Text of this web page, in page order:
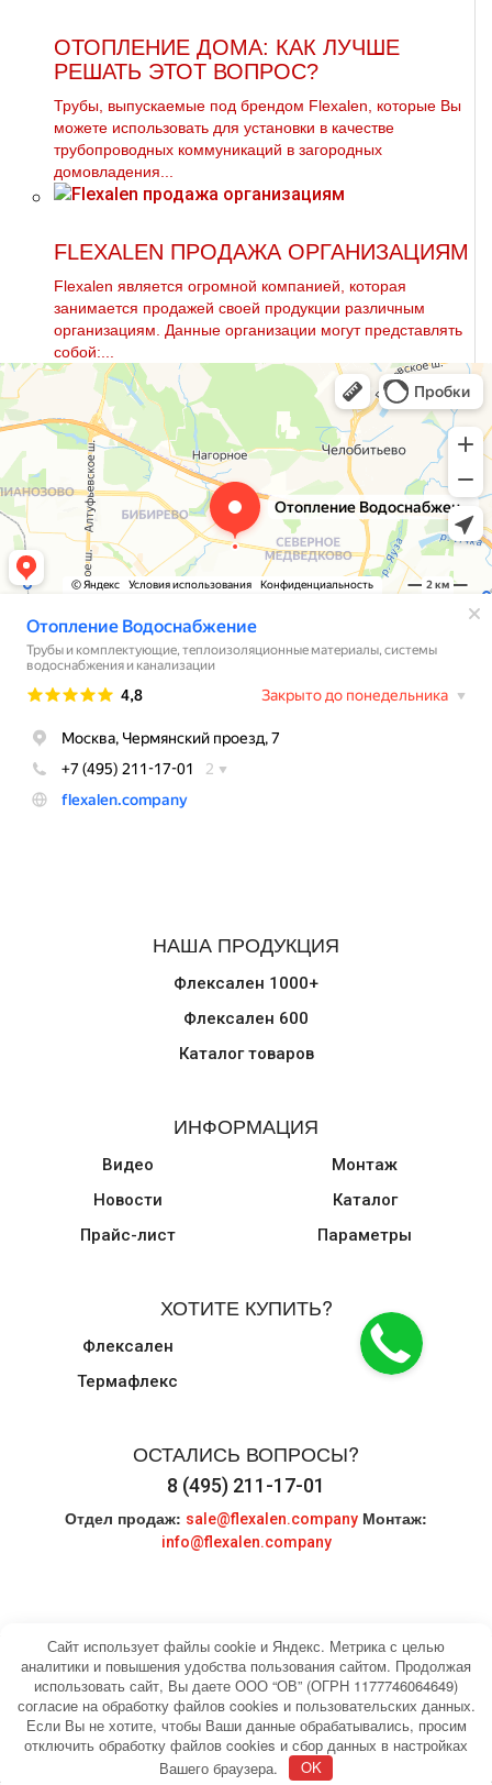
ОТОПЛЕНИЕ ДОМА: КАК ЛУЧШЕ
РЕШАТЬ ЭТОТ ВОПРОС?
Трубы, выпускаемые под брендом Flexalen, которые Вы
можете использовать для установки в качестве
трубопроводных коммуникаций в загородных
домовладения...
FLEXALEN ПРОДАЖА ОРГАНИЗАЦИЯМ
Flехalеn является огромной компанией, которая
занимается продажей своей продукции различным
организациям. Данные организации могут представлять
собой:...
НАША ПРОДУКЦИЯ
Флексален 1000+
Флексален 600
Каталог товаров
ИНФОРМАЦИЯ
Видео
Новости
Прайс-лист
Монтаж
Каталог
Параметры
ХОТИТЕ КУПИТЬ?
Флексален
Термафлекс
ОСТАЛИСЬ ВОПРОСЫ?
8 (495) 211-17-01
Отдел продаж: sale@flexalen.company Монтаж:
info@flexalen.company
Карта сайта© 2004-2026 HEATING WATER. Все права
защищены.
Сайт использует файлы cookie и Яндекс. Метрика с целью
аналитики и повышения удобства пользования сайтом. Продолжая
использовать сайт, Вы даете ООО “ОВ” (ОГРН 1177746064649)
согласие на обработку файлов cookies и пользовательских данных.
Если Вы не хотите, чтобы Ваши данные обрабатывались, просим
отключить обработку файлов cookies и сбор данных в настройках
Вашего браузера.
OK